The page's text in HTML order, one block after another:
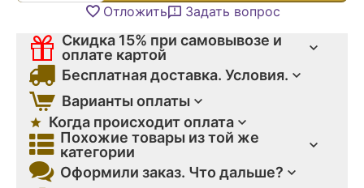
Отложить
Задать вопрос
Скидка 15% при самовывозе и
оплате картой
Бесплатная доставка. Условия.
Варианты оплаты
Когда происходит оплата
Похожие товары из той же
категории
Оформили заказ. Что дальше?